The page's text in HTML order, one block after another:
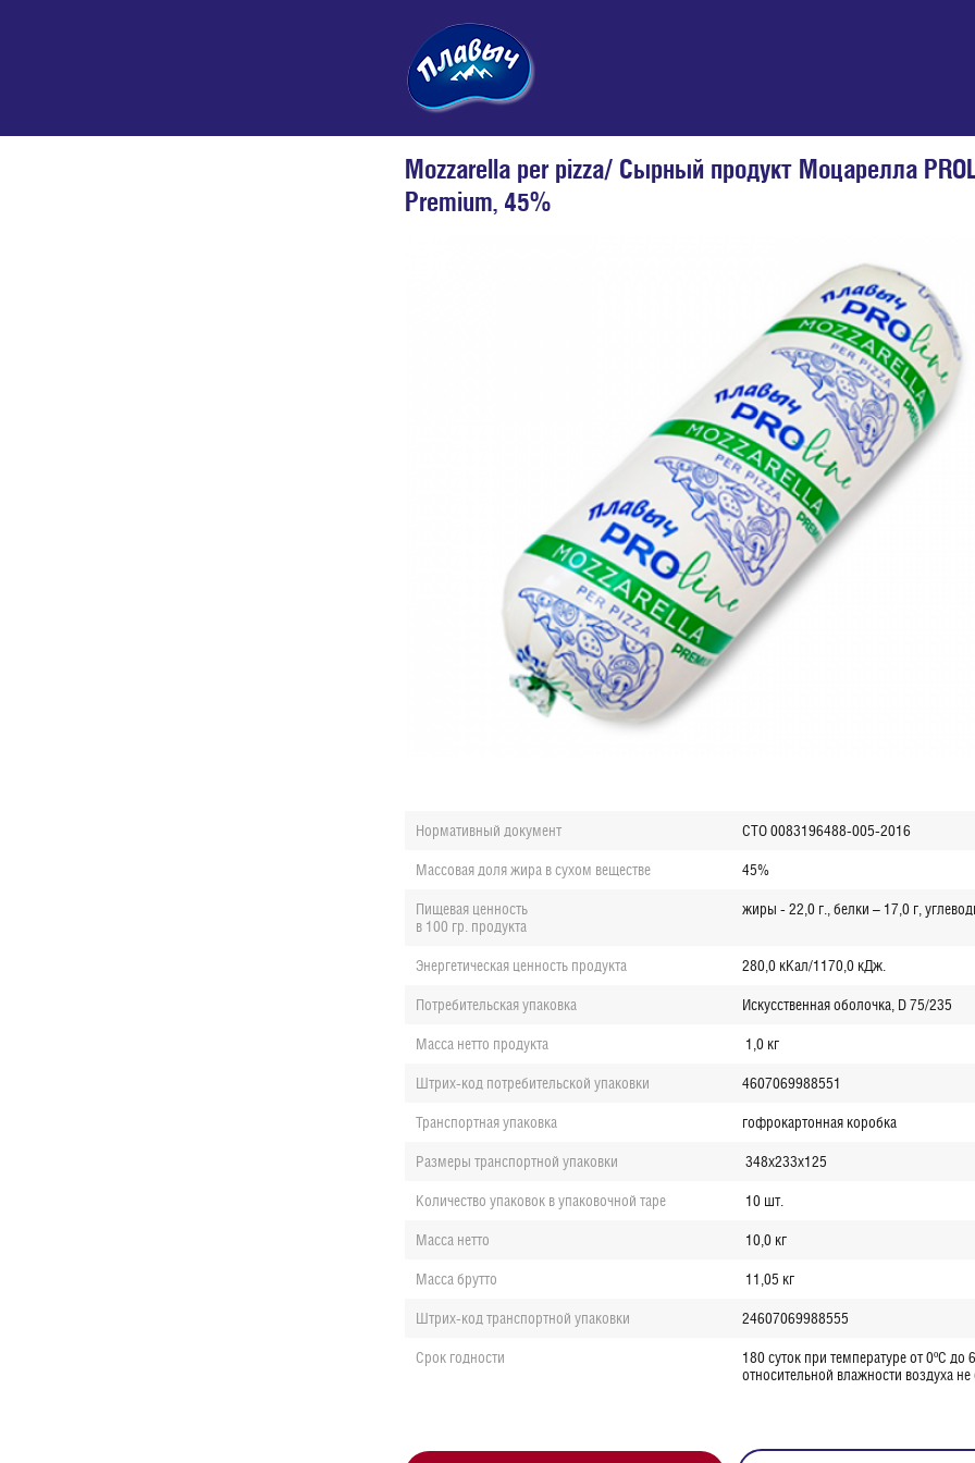
Mozzarella per pizza/ Сырный продукт Моцарелла
Premium, 45%
Нормативный документ СТО 0083196488-005-2016
Массовая доля жира в сухом веществе 45%
Пищевая ценность
в 100 гр. продукта
жиры - 22,0 г., белки – 17,0 г,
Энергетическая ценность продукта 280,0 кКал/1170,0 кДж.
Потребительская упаковка Искусственная оболочка, D 75/235
Масса нетто продукта 1,0 кг
Штрих-код потребительской упаковки 4607069988551
Транспортная упаковка гофрокартонная коробка
Размеры транспортной упаковки 348х233х125
Количество упаковок в упаковочной таре 10 шт.
Масса нетто 10,0 кг
Масса брутто 11,05 кг
Штрих-код транспортной упаковки 24607069988555
Срок годности
180 суток при температуре от 0ºС до
относительной влажности воздуха не